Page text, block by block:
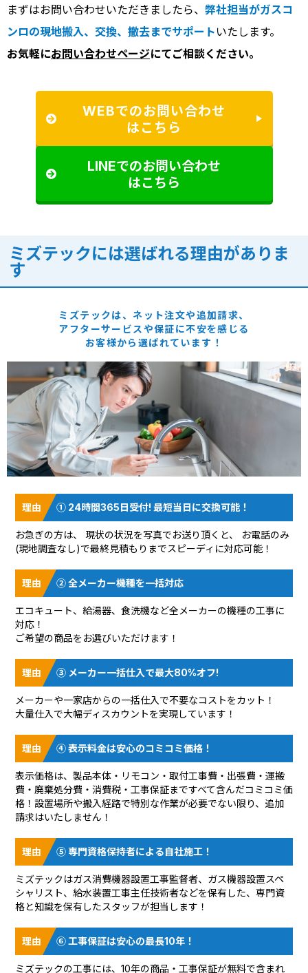
まずはお問い合わせいただきましたら、 弊社担当がガスコ
ンロの現地搬入、交換、撤去までサポート いたします。
お気軽にお問い合わせページにてご相談ください。
WEBでのお問い合わせ
はこちら
LINEでのお問い合わせ
はこちら
ミズテックには選ばれる理由がありま
す
ミズテックは、ネット注文や追加請求、
アフターサービスや保証に不安を感じる
お客様から選ばれています！
① 24時間365日受付! 最短当日に交換可能！
お急ぎの方は、 現状の状況を写真でお送り頂く と、 お電話のみ
(現地調査なし)で最終見積もりまでスピーディに対応可能！
② 全メーカー機種を一括対応
エコキュート、給湯器、食洗機など全メーカーの機種の工事に
対応！
ご希望の商品をお選びいただけます！
③ メーカー一括仕入で最大80%オフ!
メーカーや一家店からの一括仕入で不要なコストをカット！
大量仕入で大幅ディスカウントを実現しています！
④ 表示料金は安心のコミコミ価格！
表示価格は、製品本体・リモコン・取付工事費・出張費・運搬
費・廃棄処分費・消費税・工事保証まですべて含んだコミコミ価
格！設置場所や搬入経路で特別な作業が必要でない限り、追加
請求はいたしません！
⑤ 専門資格保持者による自社施工！
ミズテックはガス消費機器設置工事監督者、ガス機器設置スペ
シャリスト、給水装置工事主任技術者などを保有した、専門資
格と知識を保有したスタッフが担当します！
⑥ 工事保証は安心の最長10年！
ミズテックの工事には、10年の商品・工事保証が無料で含まれ